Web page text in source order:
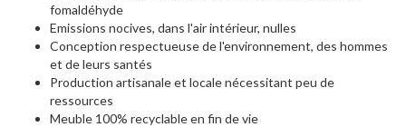
fomaldéhyde
Emissions nocives, dans l'air intérieur, nulles
Conception respectueuse de l'environnement, des hommes
et de leurs santés
Production artisanale et locale nécessitant peu de
ressources
Meuble 100% recyclable en fin de vie